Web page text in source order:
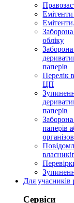
Емітенти
обліку
паперів
Перелік
ЦП
паперів
Заборона
паперів
Для учасників
Сервіси